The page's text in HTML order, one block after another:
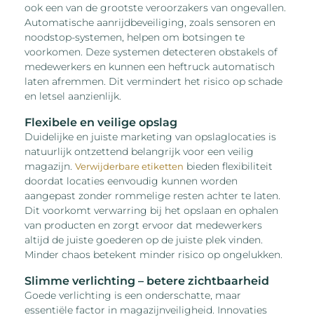
ook een van de grootste veroorzakers van ongevallen.
Automatische aanrijdbeveiliging, zoals sensoren en
noodstop-systemen, helpen om botsingen te
voorkomen. Deze systemen detecteren obstakels of
medewerkers en kunnen een heftruck automatisch
laten afremmen. Dit vermindert het risico op schade
en letsel aanzienlijk.
Flexibele en veilige opslag
Duidelijke en juiste marketing van opslaglocaties is
natuurlijk ontzettend belangrijk voor een veilig
magazijn.Verwijderbare etiketten bieden flexibiliteit
doordat locaties eenvoudig kunnen worden
aangepast zonder rommelige resten achter te laten.
Dit voorkomt verwarring bij het opslaan en ophalen
van producten en zorgt ervoor dat medewerkers
altijd de juiste goederen op de juiste plek vinden.
Minder chaos betekent minder risico op ongelukken.
Slimme verlichting – betere zichtbaarheid
Goede verlichting is een onderschatte, maar
essentiële factor in magazijnveiligheid. Innovaties